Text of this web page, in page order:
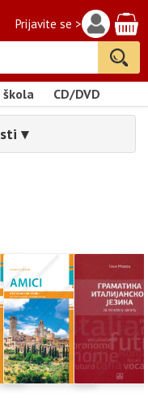
Prijavite se >
škola CD/DVD
▾